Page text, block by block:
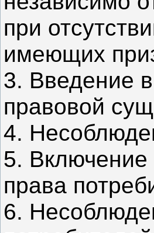
при
имеющих
3. Введение
правовой
4.
5.
права
6.